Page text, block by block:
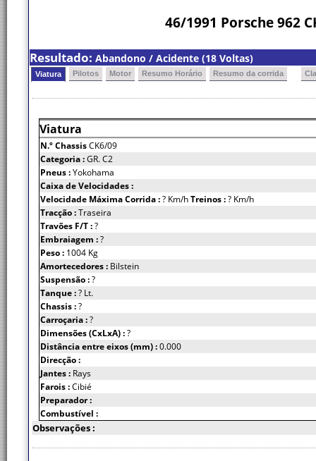
46/1991 Porsche 962
Resultado: Abandono / Acidente (18 Voltas)
Viatura Pilotos Motor Resumo Horário Resumo da corrida
Viatura
N.º ChassisCK6/09
Categoria :GR. C2
Pneus :Yokohama
Caixa de Velocidades :
Velocidade Máxima Corrida :? Km/hTreinos :? Km/h
Tracção :Traseira
Travões F/T :?
Embraiagem :?
Peso : 1004 Kg
Amortecedores : Bilstein
Suspensão :?
Tanque :? Lt.
Chassis :?
Carroçaria :?
Dimensões (CxLxA) :?
Distância entre eixos (mm) :0.000
Direcção :
Jantes : Rays
Farois :Cibié
Preparador :
Combustível :
Observações :